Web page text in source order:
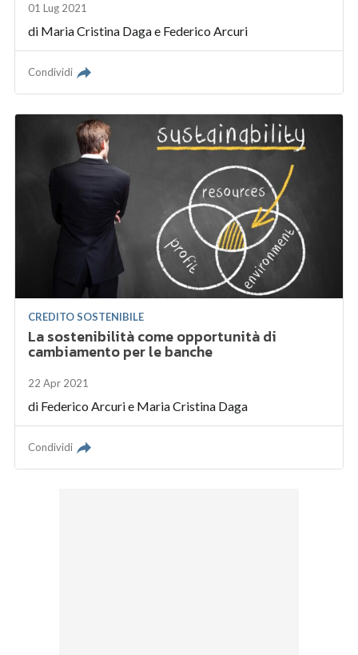
01 Lug 2021
di Maria Cristina Dagae Federico Arcuri
Condividi
CREDITO SOSTENIBILE
La sostenibilità come opportunità di
cambiamento per le banche
22 Apr 2021
di Federico Arcurie Maria Cristina Daga
Condividi